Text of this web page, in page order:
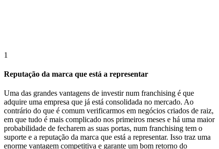
1
Reputação da marca que está a representar
Uma das grandes vantagens de investir num franchising é que
adquire uma empresa que já está consolidada no mercado. Ao
contrário do que é comum verificarmos em negócios criados de raiz,
em que tudo é mais complicado nos primeiros meses e há uma maior
probabilidade de fecharem as suas portas, num franchising tem o
suporte e a reputação da marca que está a representar. Isso traz uma
enorme vantagem competitiva e garante um bom retorno do